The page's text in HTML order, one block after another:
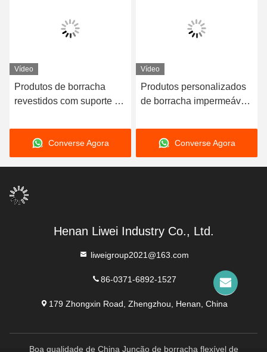
Vídeo
Produtos de borracha
revestidos com suporte de
Converse Agora
Vídeo
Produtos personalizados
de borracha impermeável
personalizado
Converse Agora
Henan Liwei Industry Co., Ltd.
liweigroup2021@163.com
86-0371-6892-1527
179 Zhongxin Road, Zhengzhou, Henan, China
Boa qualidade de China Junção de borracha flexível de